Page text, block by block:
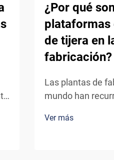
¿Por qué
plataformas
de tijera en
fabricación?
Las plantas de
mundo han
esencial para
Ver más